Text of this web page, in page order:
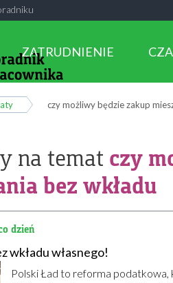
ZATRUDNIENIE
czy możliwy będzie zakup
na temat czy
bez wkładu
dzień
wkładu własnego!
Polski Ład to reforma podatkowa,